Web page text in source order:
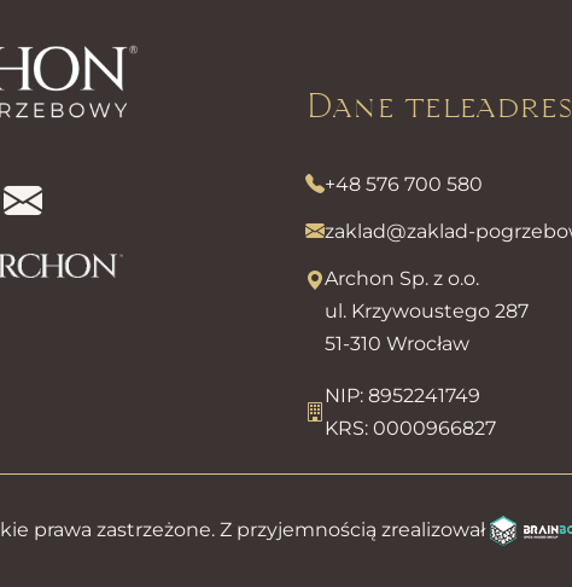
Dane
+48 576 700 580
zaklad@zaklad-
Archon Sp. z o.o.
ul. Krzywoustego 287
51-310 Wrocław
NIP: 8952241749
KRS: 0000966827
prawa zastrzeżone. Z przyjemnością zrealizował